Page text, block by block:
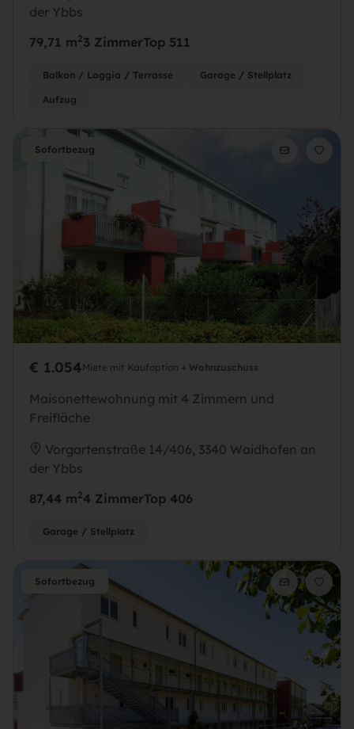
der Ybbs
79,71 m23 ZimmerTop 511
Balkon / Loggia / Terrasse Garage / Stellplatz
Aufzug
Sofortbezug
€ 1.054Miete mit Kaufoption + Wohnzuschuss
Maisonettewohnung mit 4 Zimmern und
Freifläche
Vorgartenstraße 14/406, 3340 Waidhofen an
der Ybbs
87,44 m24 ZimmerTop 406
Garage / Stellplatz
Sofortbezug